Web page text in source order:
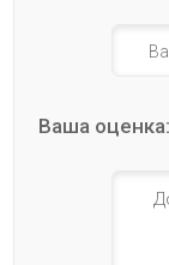
Ваша оценка: